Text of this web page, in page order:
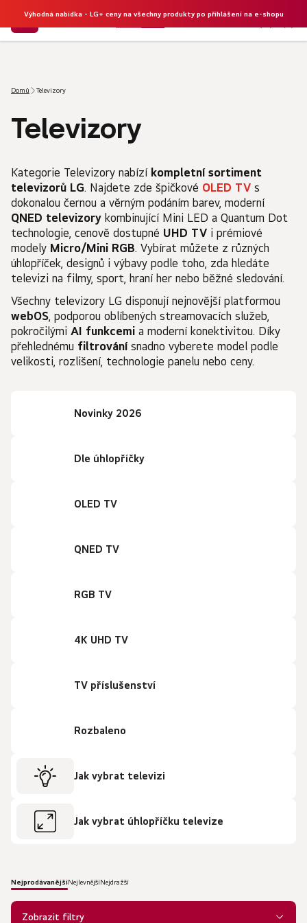
Výhodná nabídka - LG+ ceny na všechny produkty po přihlášení na e-shopu
Hledat
Domů Televizory
Televizory
Kategorie Televizory nabízí kompletní sortiment
televizorů LG. Najdete zde špičkové OLED TV s
dokonalou černou a věrným podáním barev, moderní
QNED televizory kombinující Mini LED a Quantum Dot
technologie, cenově dostupné UHD TV i prémiové
modely Micro/Mini RGB. Vybírat můžete z různých
úhlopříček, designů i výbavy podle toho, zda hledáte
televizi na filmy, sport, hraní her nebo běžné sledování.
Všechny televizory LG disponují nejnovější platformou
webOS, podporou oblíbených streamovacích služeb,
pokročilými AI funkcemi a moderní konektivitou. Díky
přehlednému filtrovánísnadno vyberete model podle
velikosti, rozlišení, technologie panelu nebo ceny.
Novinky 2026
Dle úhlopříčky
OLED TV
QNED TV
RGB TV
4K UHD TV
TV příslušenství
Rozbaleno
Jak vybrat televizi
Jak vybrat úhlopříčku televize
Ř
a
NejprodávanějšíNejlevnějšíNejdražší
Zobrazit filtry